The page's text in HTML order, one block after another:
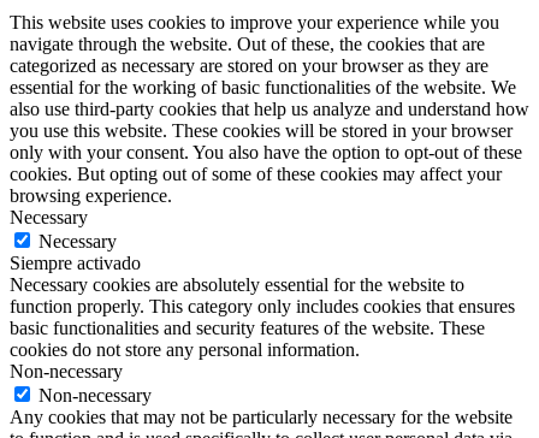
This website uses cookies to improve your experience while you
navigate through the website. Out of these, the cookies that are
categorized as necessary are stored on your browser as they are
essential for the working of basic functionalities of the website. We
also use third-party cookies that help us analyze and understand how
you use this website. These cookies will be stored in your browser
only with your consent. You also have the option to opt-out of these
cookies. But opting out of some of these cookies may affect your
browsing experience.
Necessary
Necessary
Siempre activado
Necessary cookies are absolutely essential for the website to
function properly. This category only includes cookies that ensures
basic functionalities and security features of the website. These
cookies do not store any personal information.
Non-necessary
Non-necessary
Any cookies that may not be particularly necessary for the website